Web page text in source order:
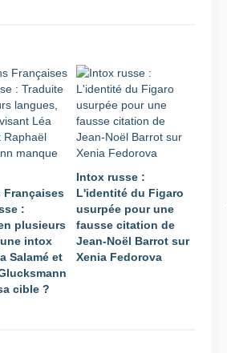
Françaises
:
plusieurs
intox
Salamé et
cible ?
Intox russe :
L'identité du Figaro
usurpée pour une
fausse citation de
Jean-Noël Barrot sur
Xenia Fedorova